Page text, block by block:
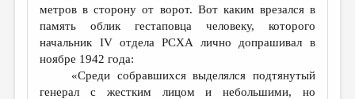
метров в сторону от ворот. Вот каким врезался в
память облик гестаповца человеку, которого
начальник IV отдела РСХА лично допрашивал в
ноябре 1942 года:
«Среди собравшихся выделялся подтянутый
генерал с жестким лицом и небольшими, но